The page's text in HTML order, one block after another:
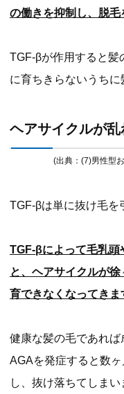
の働きを抑制し、脱
TGF-βが作用すると髪
に育ちきらないうちに
ヘアサイクルが
(出典：(7)男性型
TGF-βは単に抜け毛を
TGF-βによって毛乳頭
と、ヘアサイクルが
育できなくなってきま
健康な髪の毛であれ
AGAを発症すると数
し、抜け落ちてしまい